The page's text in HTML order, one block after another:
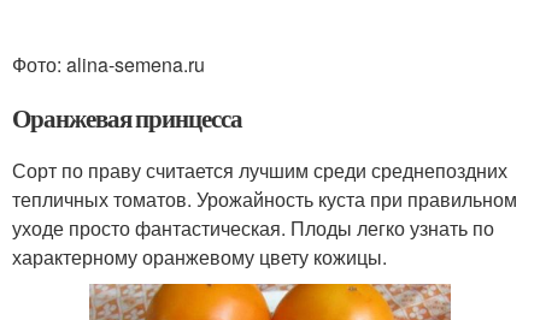
Фото: alina-semena.ru
Оранжевая принцесса
Сорт по праву считается лучшим среди среднепоздних
тепличных томатов. Урожайность куста при правильном
уходе просто фантастическая. Плоды легко узнать по
характерному оранжевому цвету кожицы.